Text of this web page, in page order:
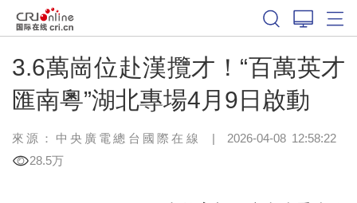
3.6萬崗位赴漢攬才！“百萬英才
匯南粵”湖北專場4月9日啟動
來源：中央廣電總台國際在線 | 2026-04-08 12:58:22
28.5万